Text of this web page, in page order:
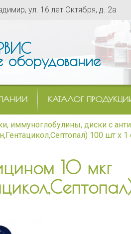
ул. 16 лет Октября, д. 2а
оборудование
КАТАЛОГ
иммуноглобулины, диски с
100 шт х 1
10 мкг